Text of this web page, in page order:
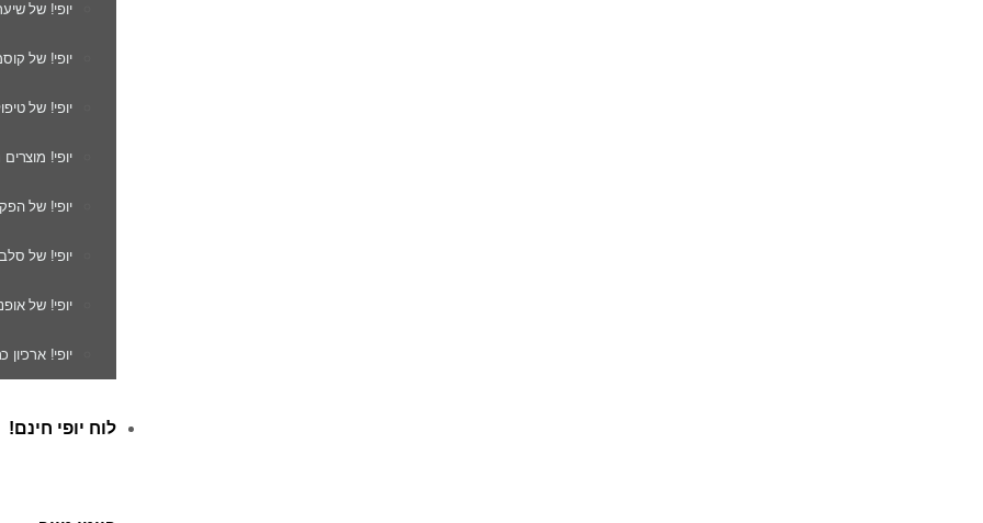
יופי! של
יופי! של
יופי! של
יופי!
יופי! של
יופי! של
יופי! של
יופי! ארכיון
לוח יופי חינם!